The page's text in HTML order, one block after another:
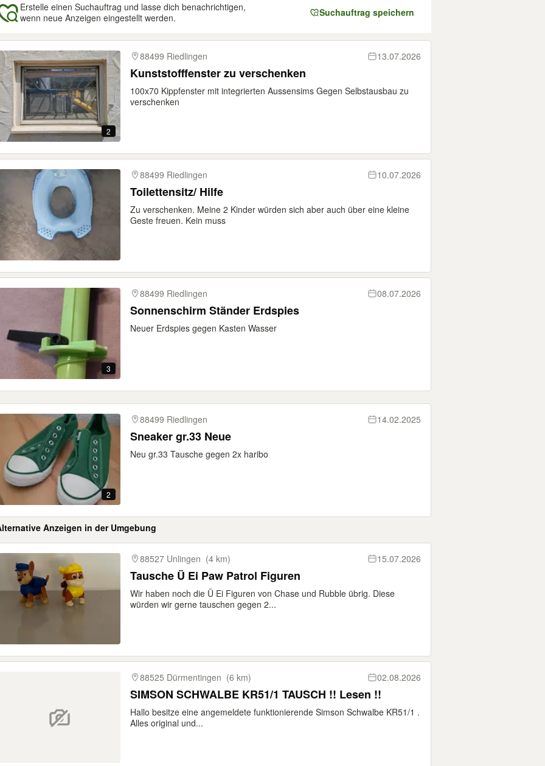
Erstelle einen Suchauftrag und lasse dich benachrichtigen,
wenn neue Anzeigen eingestellt werden.
Suchauftrag speichern
2
88499 Riedlingen 13.07.2026
Kunststofffenster zu verschenken
100x70 Kippfenster mit integrierten Aussensims Gegen Selbstausbau zu
verschenken
88499 Riedlingen 10.07.2026
Toilettensitz/ Hilfe
Zu verschenken. Meine 2 Kinder würden sich aber auch über eine kleine
Geste freuen. Kein muss
3
88499 Riedlingen 08.07.2026
Sonnenschirm Ständer Erdspies
Neuer Erdspies gegen Kasten Wasser
2
88499 Riedlingen 14.02.2025
Sneaker gr.33 Neue
Neu gr.33 Tausche gegen 2x haribo
Anzeigen in der Umgebung
88527 Unlingen (4 km) 15.07.2026
Tausche Ü Ei Paw Patrol Figuren
Wir haben noch die Ü Ei Figuren von Chase und Rubble übrig. Diese
würden wir gerne tauschen gegen 2...
88525 Dürmentingen (6 km) 02.08.2026
SIMSON SCHWALBE KR51/1 TAUSCH !! Lesen !!
Hallo besitze eine angemeldete funktionierende Simson Schwalbe KR51/1 .
Alles original und...